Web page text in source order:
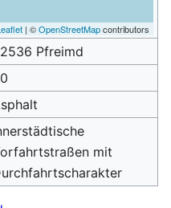
| ©OpenStreetMapcontributors
Pfreimd
mit